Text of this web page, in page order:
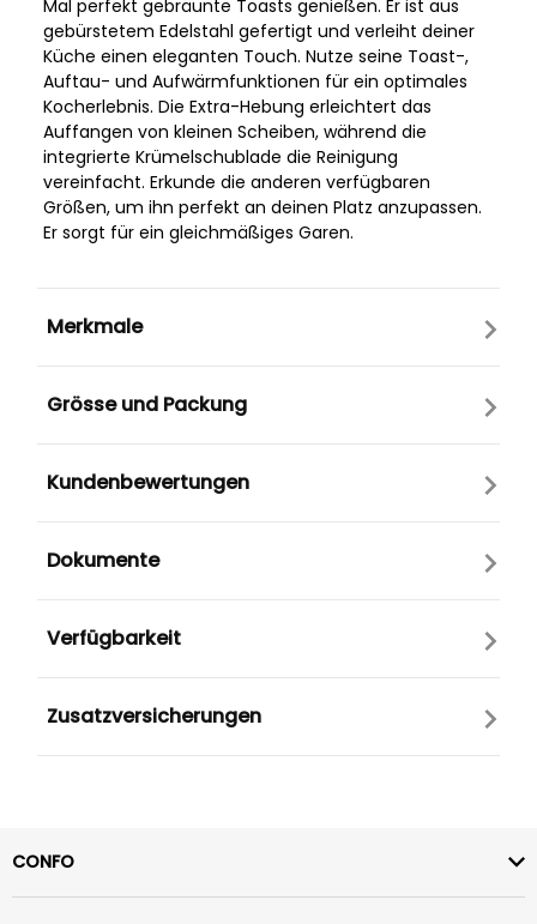
Mal perfekt gebräunte Toasts genießen. Er ist aus
gebürstetem Edelstahl gefertigt und verleiht deiner
Küche einen eleganten Touch. Nutze seine Toast-,
Auftau- und Aufwärmfunktionen für ein optimales
Kocherlebnis. Die Extra-Hebung erleichtert das
Auffangen von kleinen Scheiben, während die
integrierte Krümelschublade die Reinigung
vereinfacht. Erkunde die anderen verfügbaren
Größen, um ihn perfekt an deinen Platz anzupassen.
Er sorgt für ein gleichmäßiges Garen.
Merkmale
Grösse und Packung
Kundenbewertungen
Dokumente
Verfügbarkeit
Zusatzversicherungen
CONFO